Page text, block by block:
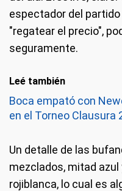
espectador del
"regatear el precio",
seguramente.
Leé también
Boca empató con
en el Torneo Clausura
Un detalle de las
mezclados, mitad azul
rojiblanca, lo cual es